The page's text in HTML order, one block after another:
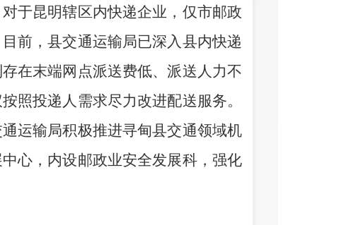
于昆明辖区内快递企业，仅市邮政
前，县交通运输局已深入县内快递
在末端网点派送费低、派送人力不
照投递人需求尽力改进配送服务。
运输局积极推进寻甸县交通领域机
心，内设邮政业安全发展科，强化